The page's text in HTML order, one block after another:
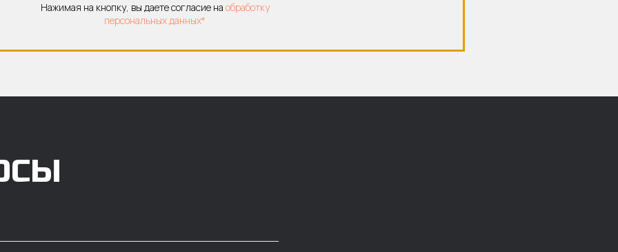
Нажимая на кнопку, вы даете согласие на обработку
персональных данных*